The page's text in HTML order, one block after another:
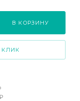
В КОРЗИНУ
КЛИК